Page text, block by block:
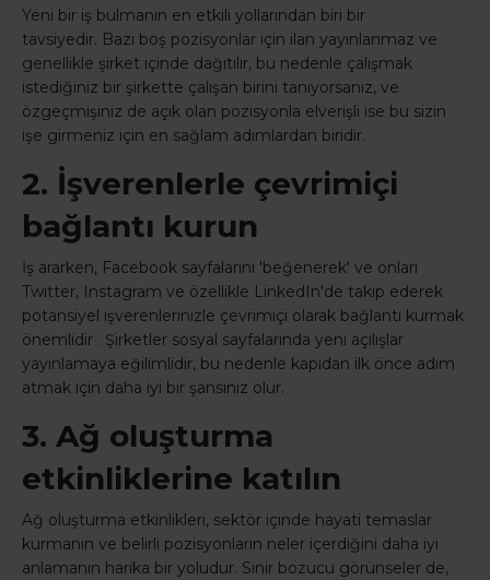
Yeni bir iş bulmanın en etkili yollarından biri bir
tavsiyedir. Bazı boş pozisyonlar için ilan yayınlanmaz ve
genellikle şirket içinde dağıtılır, bu nedenle çalışmak
istediğiniz bir şirkette çalışan birini tanıyorsanız, ve
özgeçmişiniz de açık olan pozisyonla elverişli ise bu sizin
işe girmeniz için en sağlam adımlardan biridir.
2. İşverenlerle çevrimiçi
bağlantı kurun
İş ararken, Facebook sayfalarını 'beğenerek' ve onları
Twitter, Instagram ve özellikle LinkedIn'de takip ederek
potansiyel işverenlerinizle çevrimiçi olarak bağlantı kurmak
önemlidir . Şirketler sosyal sayfalarında yeni açılışlar
yayınlamaya eğilimlidir, bu nedenle kapıdan ilk önce adım
atmak için daha iyi bir şansınız olur.
3. Ağ oluşturma
etkinliklerine katılın
Ağ oluşturma etkinlikleri, sektör içinde hayati temaslar
kurmanın ve belirli pozisyonların neler içerdiğini daha iyi
anlamanın harika bir yoludur. Sinir bozucu görünseler de,